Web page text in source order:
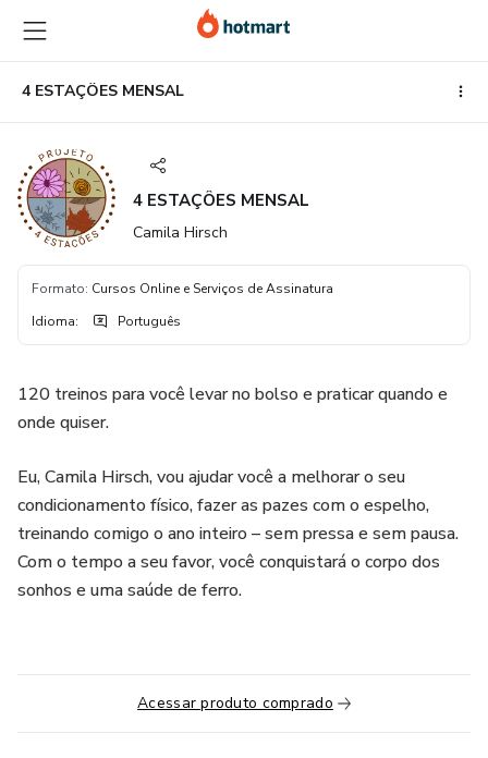
para
o
conteúdo
principal
para
o
pagamento
para
o
rodapé
4 ESTAÇÔES MENSAL
4 ESTAÇÔES MENSAL
Camila Hirsch
Formato: Cursos Online e Serviços de Assinatura
Idioma: Português
120 treinos para você levar no bolso e praticar quando e
onde quiser.
Eu, Camila Hirsch, vou ajudar você a melhorar o seu
condicionamento físico, fazer as pazes com o espelho,
treinando comigo o ano inteiro – sem pressa e sem pausa.
Com o tempo a seu favor, você conquistará o corpo dos
sonhos e uma saúde de ferro.
Acessar produto comprado